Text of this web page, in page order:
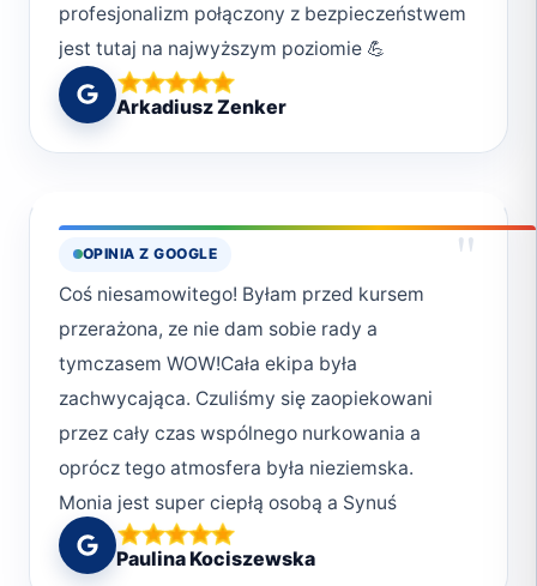
profesjonalizm połączony z bezpieczeństwem
jest tutaj na najwyższym poziomie 💪
Arkadiusz Zenker
OPINIA Z GOOGLE "
Coś niesamowitego! Byłam przed kursem
przerażona, ze nie dam sobie rady a
tymczasem WOW!Cała ekipa była
zachwycająca. Czuliśmy się zaopiekowani
przez cały czas wspólnego nurkowania a
oprócz tego atmosfera była nieziemska.
Monia jest super ciepłą osobą a Synuś
wprowadził nas w ten cudowny świat i
wyjaśnił wszystko krok po kroku. Kolejnego
Paulina Kociszewska